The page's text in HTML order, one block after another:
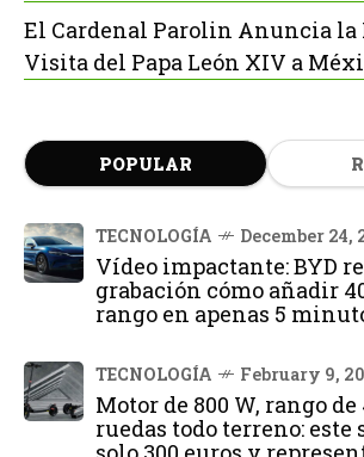
El Cardenal Parolin Anuncia la
Visita del Papa León XIV a
POPULAR
TECNOLOGÍA December 24,
Vídeo impactante: BYD
grabación cómo añadir
rango en apenas 5
TECNOLOGÍA February 9,
Motor de 800 W, rango
ruedas todo terreno: este